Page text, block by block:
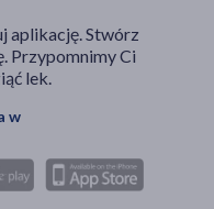
aplikację. Stwórz
Przypomnimy Ci
lek.
w